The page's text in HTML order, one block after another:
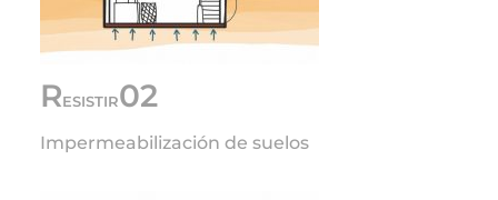
RESISTIR02
Impermeabilización de suelos